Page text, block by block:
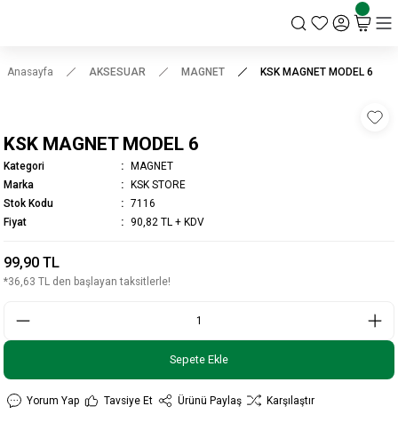
Anasayfa AKSESUAR MAGNET KSK MAGNET MODEL 6
KSK MAGNET MODEL 6
Kategori
MAGNET
Marka
KSK STORE
Stok Kodu
7116
Fiyat
90,82 TL + KDV
99,90 TL
*36,63 TL den başlayan taksitlerle!
Sepete Ekle
Yorum Yap Tavsiye Et Ürünü Paylaş Karşılaştır